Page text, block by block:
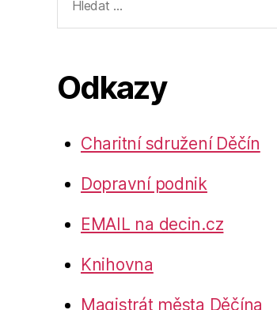
vyhledávání:
Odkazy
Charitní sdružení Děčín
Dopravní podnik
EMAIL na decin.cz
Knihovna
Magistrát města Děčína